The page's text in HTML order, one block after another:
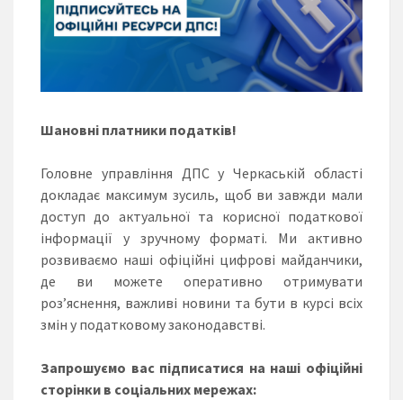
Шановні платники податків!
Головне управління ДПС у Черкаській області
докладає максимум зусиль, щоб ви завжди мали
доступ до актуальної та корисної податкової
інформації у зручному форматі. Ми активно
розвиваємо наші офіційні цифрові майданчики,
де ви можете оперативно отримувати
роз’яснення, важливі новини та бути в курсі всіх
змін у податковому законодавстві.
Запрошуємо вас підписатися на наші офіційні
сторінки в соціальних мережах: